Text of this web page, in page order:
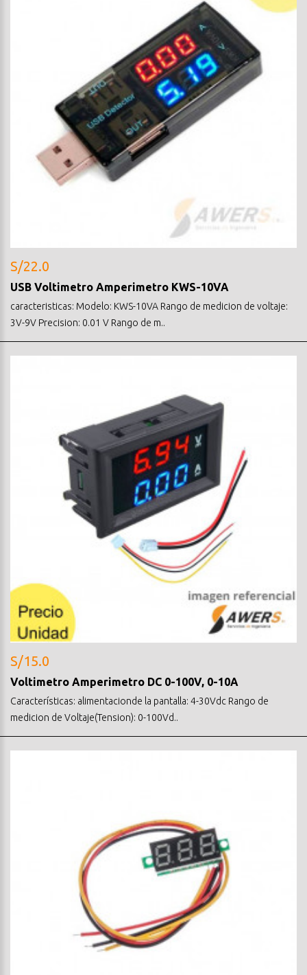
S/22.0
USB Voltimetro Amperimetro KWS-10VA
caracteristicas: Modelo: KWS-10VA Rango de medicion de voltaje:
3V-9V Precision: 0.01 V Rango de m..
S/15.0
Voltimetro Amperimetro DC 0-100V, 0-10A
Características: alimentacionde la pantalla: 4-30Vdc Rango de
medicion de Voltaje(Tension): 0-100Vd..